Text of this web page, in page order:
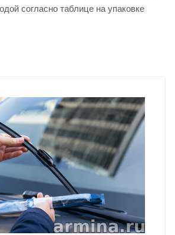
согласно таблице на упаковке